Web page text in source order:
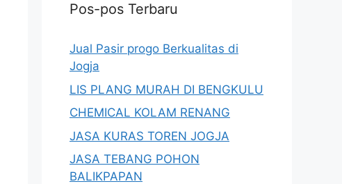
Pos-pos Terbaru
Jual Pasir progo Berkualitas di
Jogja
LIS PLANG MURAH DI BENGKULU
CHEMICAL KOLAM RENANG
JASA KURAS TOREN JOGJA
JASA TEBANG POHON
BALIKPAPAN